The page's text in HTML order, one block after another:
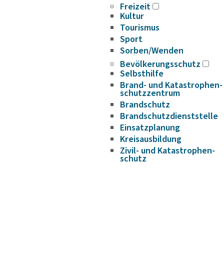
Freizeit
Kultur
Tourismus
Sport
Sorben/Wenden
Bevöl­ke­rungs­schutz
Selbst­hilfe
Brand- und Kata­s­tro­­phen­­
schutz­­zen­trum
Brand­schutz
Brand­schutz­dienst­stelle
Einsatz­pla­nung
Kreis­aus­­bil­­dung
Zivil- und Kata­s­tro­­phen­­
schutz